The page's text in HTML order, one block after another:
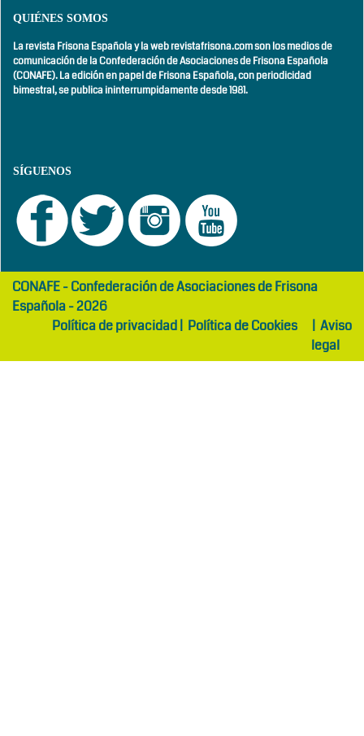
QUIÉNES SOMOS
La revista Frisona Española y la web revistafrisona.com son los medios de
comunicación de la Confederación de Asociaciones de Frisona Española
(CONAFE). La edición en papel de Frisona Española, conperiodicidad
bimestral,se publica ininterrumpidamente desde 1981.
SÍGUENOS
girls
abaya
maltepe
otelCONAFE - Confederación de Asociaciones de Frisona
Española - 2026
Política de privacidad| Política de Cookies | Aviso
legal